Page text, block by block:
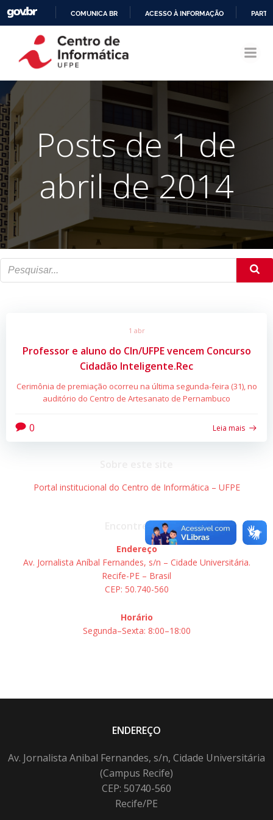
CONTEÚDO
COMUNICA BR ACESSO À INFORMAÇÃO
Posts de 1 de
abril de 2014
1 abr
Professor e aluno do CIn/UFPE vencem Concurso
Cidadão Inteligente.Rec
Cerimônia de premiação ocorreu na última segunda-feira (31), no
auditório do Centro de Artesanato de Pernambuco
0 Leia mais
Portal institucional do Centro de Informática – UFPE
Encontre-nos
Endereço
Av. Jornalista Aníbal Fernandes, s/n – Cidade Universitária.
Recife-PE – Brasil
CEP: 50.740-560
Horário
Segunda–Sexta: 8:00–18:00
ENDEREÇO
Av. Jornalista Anibal Fernandes, s/n, Cidade Universitária
(Campus Recife)
CEP: 50740-560
Recife/PE